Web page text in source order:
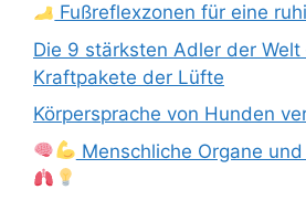
Fußreflexzonen für eine
Die 9 stärksten Adler der Welt
Kraftpakete der Lüfte
Körpersprache von Hunden
Menschliche Organe